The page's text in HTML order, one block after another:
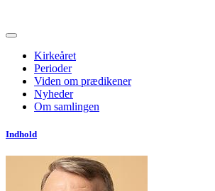
Kirkeåret
Perioder
Viden om prædikener
Nyheder
Om samlingen
Indhold